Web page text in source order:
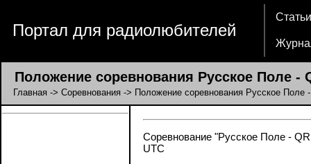
Портал для радиолюбителей
Статьи
Положение соревнования Русское Поле -
Главная -> Соревнования -> Положение соревнования Русское Поле -
Соревнование "Русское Поле -
UTC